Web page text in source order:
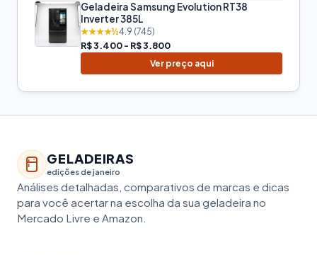
Geladeira Samsung Evolution RT38
Inverter 385L
★★★★½4.9 (745)
R$ 3.400 - R$ 3.800
Ver preço aqui
GELADEIRAS
edições de janeiro
Análises detalhadas, comparativos de marcas e dicas
para você acertar na escolha da sua geladeira no
Mercado Livre e Amazon.